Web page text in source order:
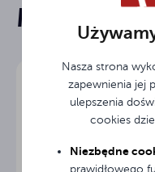
Nasza strona
zapewnienia jej
ulepszenia
cookies
Niezbędne
prawidłowego
obciążenie
Rekomendowany
rozmiar
Kolor
Gwarancja (lata)
Mogą Cię